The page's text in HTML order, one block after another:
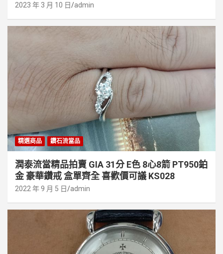
2023 年 3 月 10 日 admin
精選商品 鑽石流當品
潤泰流當精品拍賣 GIA 31分 E色 8心8箭 PT950鉑
金 豪華鑽戒 盒單齊全 喜歡價可議 KS028
2022 年 9 月 5 日 admin